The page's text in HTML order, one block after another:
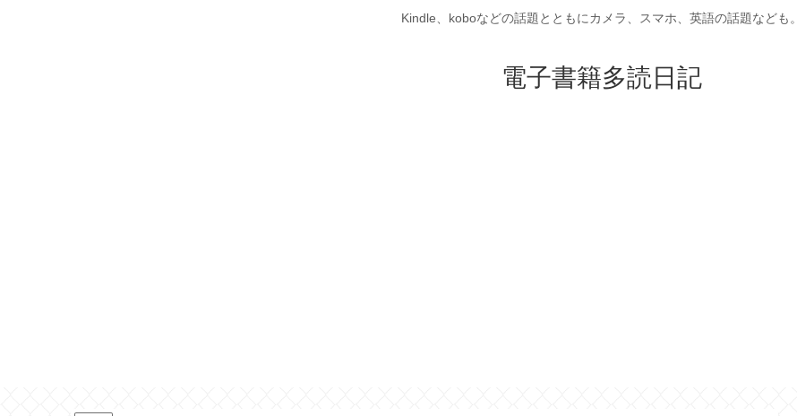
Kindle、koboなどの話題とともにカメラ、スマホ、英語の話題なども。
電子書籍多読日記